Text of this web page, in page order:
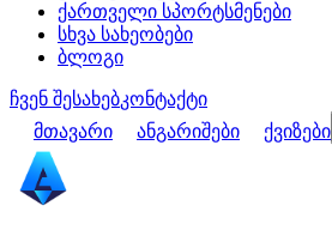
ქართველი სპორტსმენები
სხვა სახეობები
ბლოგი
ჩვენ შესახებკონტაქტი
მთავარი
ანგარიშები ქვიზები